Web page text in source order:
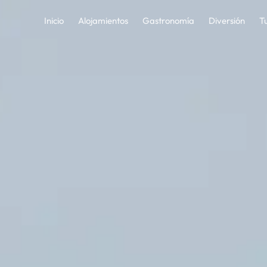
Guía Turística de La
Inicio Alojamientos Gastronomía Diversión